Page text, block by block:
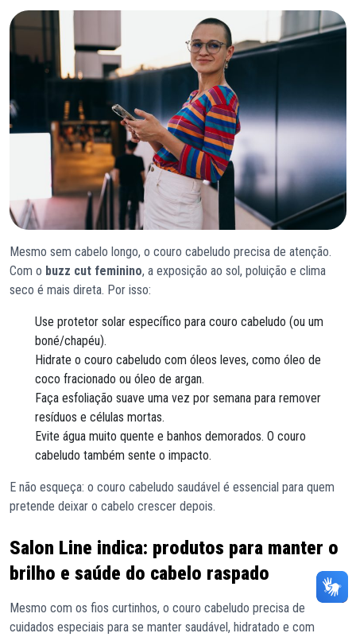
Mesmo sem cabelo longo, o couro cabeludo precisa de atenção.
Com o buzz cut feminino, a exposição ao sol, poluição e clima
seco é mais direta. Por isso:
Use protetor solar específico para couro cabeludo (ou um
boné/chapéu).
Hidrate o couro cabeludo com óleos leves, como óleo de
coco fracionado ou óleo de argan.
Faça esfoliação suave uma vez por semana para remover
resíduos e células mortas.
Evite água muito quente e banhos demorados. O couro
cabeludo também sente o impacto.
E não esqueça: o couro cabeludo saudável é essencial para quem
pretende deixar o cabelo crescer depois.
Salon Line indica: produtos para manter o
brilho e saúde do cabelo raspado
Mesmo com os fios curtinhos, o couro cabeludo precisa de
cuidados especiais para se manter saudável, hidratado e com